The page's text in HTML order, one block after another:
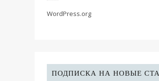
WordPress.org
ПОДПИСКА НА НОВЫЕ